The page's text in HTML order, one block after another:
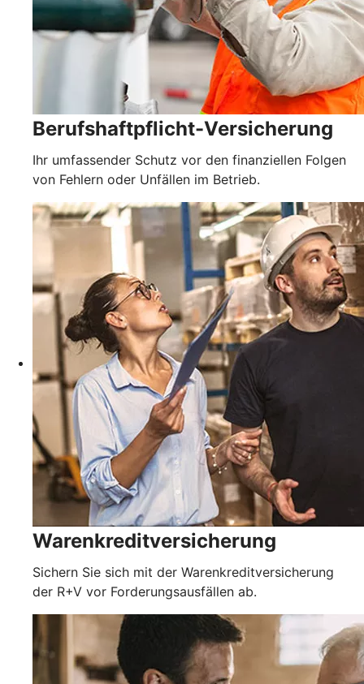
Berufshaftpflicht-Versicherung
Ihr umfassender Schutz vor den finanziellen Folgen
von Fehlern oder Unfällen im Betrieb.
Warenkreditversicherung
Sichern Sie sich mit der Warenkreditversicherung
der R+V vor Forderungsausfällen ab.